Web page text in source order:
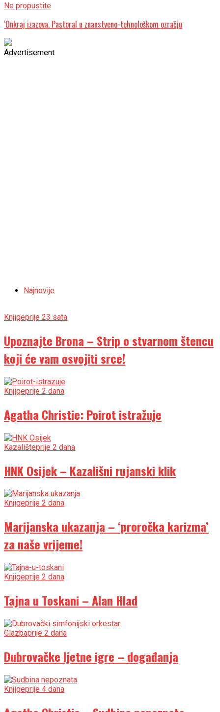
Ne propustite
‘Onkraj izazova. Pastoral u znanstveno-tehnološkom ozračju
Advertisement
Najnovije
Knjigeprije 23 sata
Upoznajte Brona – Strip o stvarnom štencu
koji će vam osvojiti srce!
Knjigeprije 2 dana
Agatha Christie: Poirot istražuje
Kazališteprije 2 dana
HNK Osijek – Kazališni rujanski klik
Knjigeprije 2 dana
Marijanska ukazanja – ‘proročka karizma’
za naše vrijeme!
Knjigeprije 2 dana
Tajna u Toskani – Alan Hlad
Glazbaprije 2 dana
Dubrovačke ljetne igre – događanja
Knjigeprije 4 dana